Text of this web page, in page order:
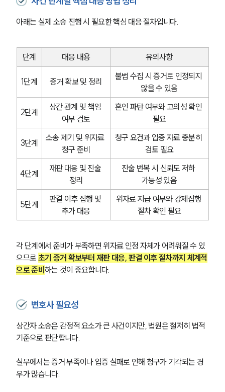
아래는 실제 소송 진행 시 필요한 핵심 대응 절차입니다.
단계 대응 내용 유의사항
1단계 증거 확보 및 정리
불법 수집 시 증거로 인정되지
않을 수 있음
2단계
상간 관계 및 책임
여부 검토
혼인 파탄 여부와 고의성 확인
필요
3단계
소송 제기 및 위자료
청구 준비
청구 요건과 입증 자료 충분히
검토 필요
4단계
재판 대응 및 진술
정리
진술 번복 시 신뢰도 저하
가능성 있음
5단계
판결 이후 집행 및
추가 대응
위자료 지급 여부와 강제집행
절차 확인 필요
각 단계에서 준비가 부족하면 위자료 인정 자체가 어려워질 수 있
으므로 초기 증거 확보부터 재판 대응, 판결 이후 절차까지 체계적
으로 준비하는 것이 중요합니다.
변호사 필요성
상간자 소송은 감정적 요소가 큰 사건이지만, 법원은 철저히 법적
기준으로 판단합니다.
실무에서는 증거 부족이나 입증 실패로 인해 청구가 기각되는 경
우가 많습니다.